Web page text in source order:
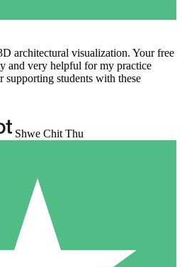
architectural visualization. Your free
and very helpful for my practice
supporting students with these
Shwe Chit Thu